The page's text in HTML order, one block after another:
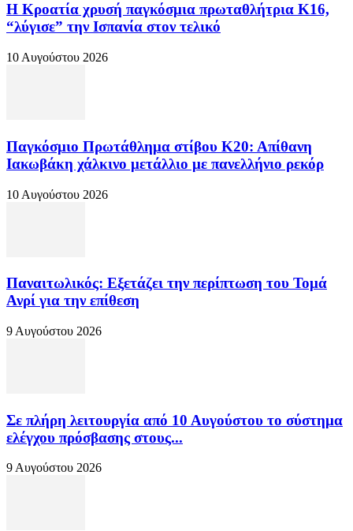
Η Κροατία χρυσή παγκόσμια πρωταθλήτρια Κ16,
“λύγισε” την Ισπανία στον τελικό
10 Αυγούστου 2026
Παγκόσμιο Πρωτάθλημα στίβου Κ20: Απίθανη
Ιακωβάκη χάλκινο μετάλλιο με πανελλήνιο ρεκόρ
10 Αυγούστου 2026
Παναιτωλικός: Εξετάζει την περίπτωση του Τομά
Ανρί για την επίθεση
9 Αυγούστου 2026
Σε πλήρη λειτουργία από 10 Αυγούστου το σύστημα
ελέγχου πρόσβασης στους...
9 Αυγούστου 2026